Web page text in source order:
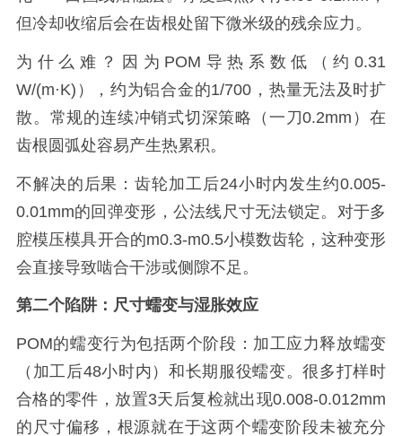
但冷却收缩后会在齿根处留下微米级的残余应力。
为什么难？因为POM导热系数低（约0.31
W/(m·K)），约为铝合金的1/700，热量无法及时扩
散。常规的连续冲销式切深策略（一刀0.2mm）在
齿根圆弧处容易产生热累积。
不解决的后果：齿轮加工后24小时内发生约0.005-
0.01mm的回弹变形，公法线尺寸无法锁定。对于多
腔模压模具开合的m0.3-m0.5小模数齿轮，这种变形
会直接导致啮合干涉或侧隙不足。
第二个陷阱：尺寸蠕变与湿胀效应
POM的蠕变行为包括两个阶段：加工应力释放蠕变
（加工后48小时内）和长期服役蠕变。很多打样时
合格的零件，放置3天后复检就出现0.008-0.012mm
的尺寸偏移，根源就在于这两个蠕变阶段未被充分